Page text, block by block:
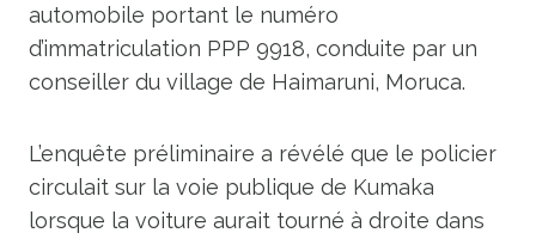
automobile portant le numéro
d’immatriculation PPP 9918, conduite par un
conseiller du village de Haimaruni, Moruca.
L’enquête préliminaire a révélé que le policier
circulait sur la voie publique de Kumaka
lorsque la voiture aurait tourné à droite dans